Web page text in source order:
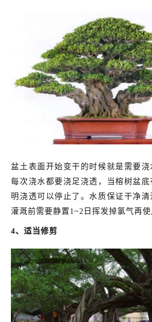
盆土表面开始变干的时候就是需要浇
每次浇水都要浇足浇透，当榕树盆
明浇透可以停止了。水质保证干净
灌溉前需要静置1~2日挥发掉氯气再使
4、适当修剪